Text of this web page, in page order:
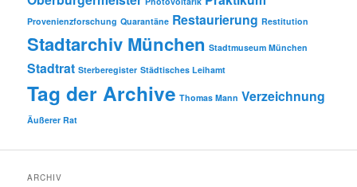
Provenienzforschung Quarantäne Restaurierung Restitution
Stadtarchiv München Stadtmuseum München
Stadtrat Sterberegister Städtisches Leihamt
Tag der Archive Thomas Mann Verzeichnung
Äußerer Rat
ARCHIV